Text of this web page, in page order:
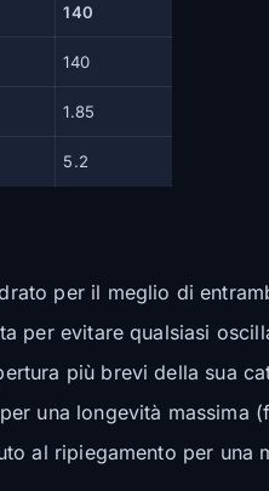
140
140
1.85
5.2
per il meglio di
per evitare qualsiasi
più brevi della sua
una longevità massima
al ripiegamento per una